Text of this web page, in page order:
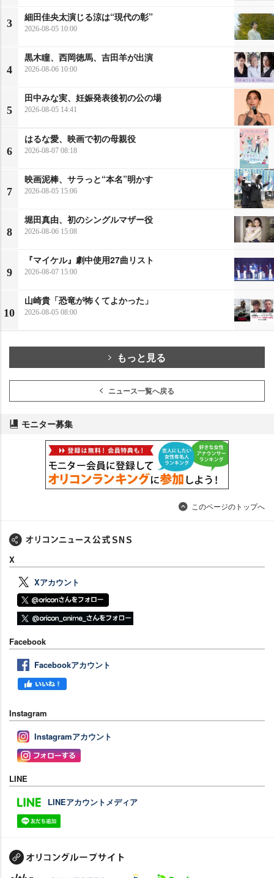
3
細田佳央太演じる涼は“現代の彰”
2026-08-05 10:00
4
黒木瞳、西岡徳馬、吉田羊が出演
2026-08-06 10:00
5
田中みな実、妊娠発表後初の公の場
2026-08-05 14:41
6
はるな愛、映画で初の母親役
2026-08-07 08:18
7
映画泥棒、サラっと“本名”明かす
2026-08-05 15:06
8
堀田真由、初のシングルマザー役
2026-08-06 15:08
9
『マイケル』劇中使用27曲リスト
2026-08-07 15:00
10
山崎貴「恐竜が怖くてよかった」
2026-08-05 08:00
もっと見る
ニュース一覧へ戻る
モニター募集
このページのトップへ
X
Xアカウント
Facebook
Facebookアカウント
Instagram
Instagramアカウント
LINE
LINEアカウントメディア